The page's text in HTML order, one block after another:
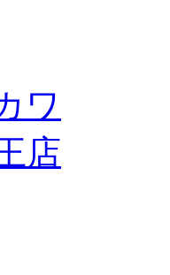
ワ
店